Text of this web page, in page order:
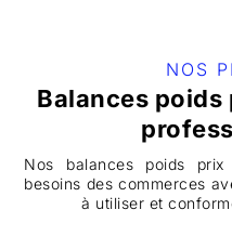
NOS
Balances
Nos balances poids prix
besoins des commerces
à utiliser et